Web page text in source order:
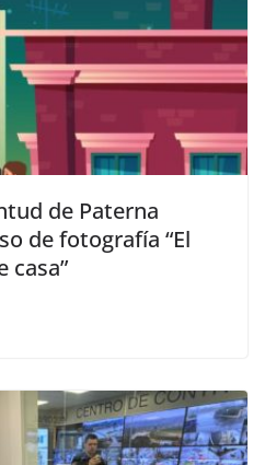
de Paterna
de fotografía “El
casa”